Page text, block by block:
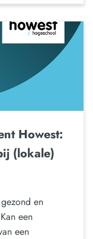
Howest:
(lokale)
en
een
een